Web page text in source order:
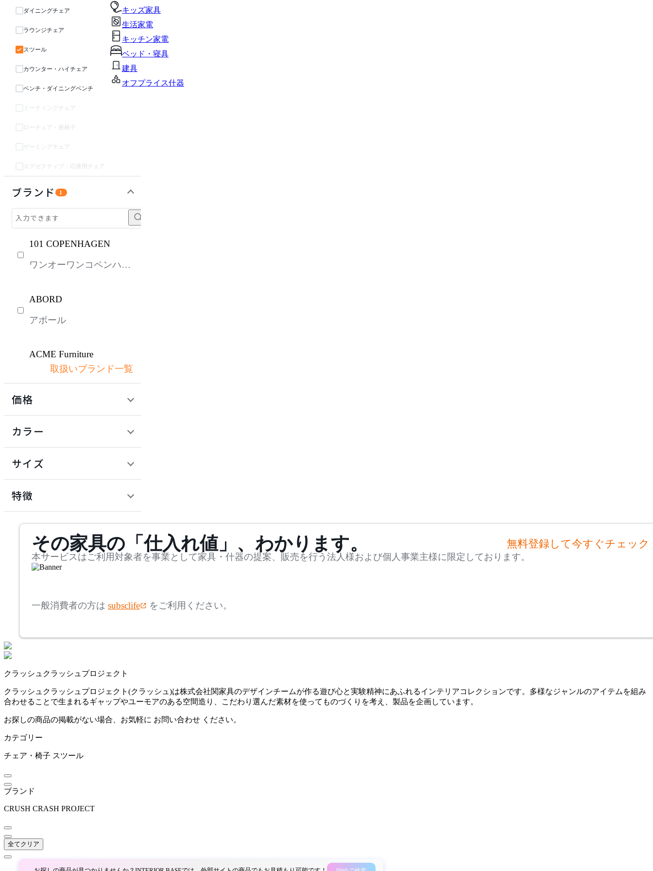
キッズ家具
生活家電
キッチン家電
ベッド・寝具
建具
オフプライス什器
ダイニングチェア
ラウンジチェア
スツール
カウンター・ハイチェア
ベンチ・ダイニングベンチ
ミーティングチェア
ローチェア・座椅子
ゲーミングチェア
エグゼクティブ・応接用チェア
ブランド 1
101 COPENHAGEN
ワンオーワンコペンハー
ABORD
アボール
ACME Furniture
アクメファニチャー
アダル
ADAL TOTAL INTERIOR
アコレクション
アンドリューワールド
アルナイ
AZUMAYA
アズマヤ
bellacontte
BoConcept
取扱いブランド一覧
価格
カラー
サイズ
mm
検索
~
~
特徴
その家具の「仕入れ値」、わかります。 無料登録して今すぐチェック
本サービスはご利用対象者を事業として家具・什器の提案、販売を行う法人様および個人事業主様に限定しております。
一般消費者の方は subsclife をご利用ください。
クラッシュクラッシュプロジェクト
クラッシュクラッシュプロジェクト(クラッシュ)は株式会社関家具のデザインチームが作る遊び心と実験精神にあふれるインテリアコレクションです。多様なジャンルのアイテムを組み
合わせることで生まれるギャップやユーモアのある空間造り、こだわり選んだ素材を使ってものづくりを考え、製品を企画しています。
お探しの商品の掲載がない場合、お気軽に お問い合わせ ください。
カテゴリー
チェア・椅子 スツール
ブランド
CRUSH CRASH PROJECT
全てクリア